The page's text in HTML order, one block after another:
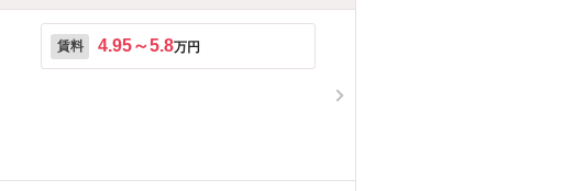
賃料 4.95～5.8万円